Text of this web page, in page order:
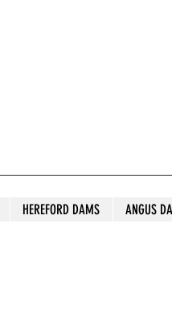
HEREFORD DAMS ANGUS